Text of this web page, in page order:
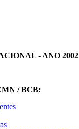
- ANO 2002
/ BCB: